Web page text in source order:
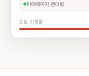
마이페이지 렌더링
오늘 진행률